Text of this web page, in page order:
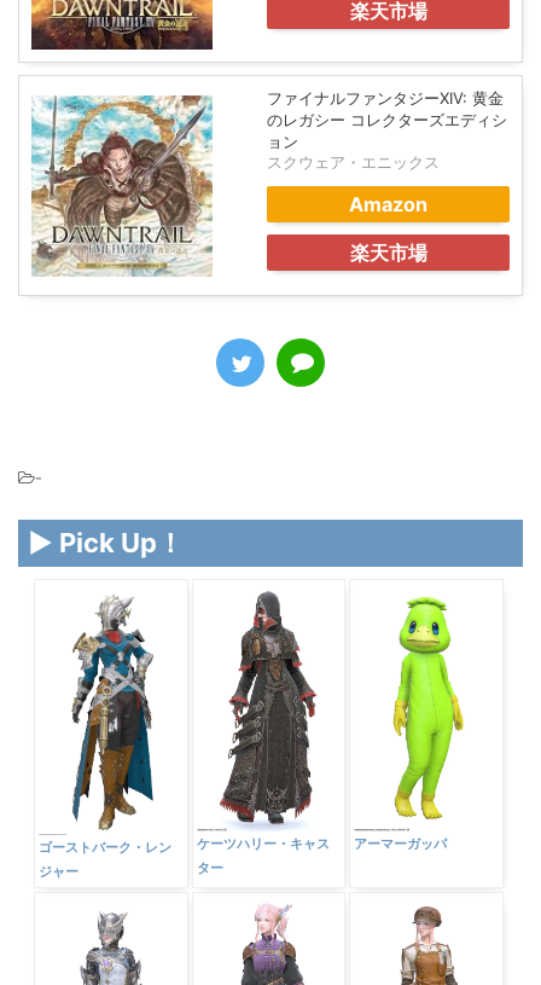
楽天市場
ファイナルファンタジーXIV: 黄金
のレガシー コレクターズエディシ
ョン
スクウェア・エニックス
Amazon
楽天市場
-
▶ Pick Up！
ゴーストバーク・レン
ジャー
ケーツハリー・キャス
ター
アーマーガッパ